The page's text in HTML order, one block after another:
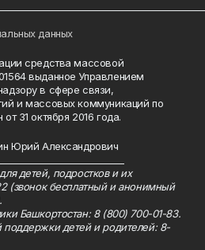
данных
средства массовой
выданное Управлением
в сфере связи,
и массовых коммуникаций по
31 октября 2016 года.
Юрий Александрович
детей, подростков и их
(звонок бесплатный и анонимный
Башкортостан: 8 (800) 700-01-83.
поддержки детей и родителей: 8-